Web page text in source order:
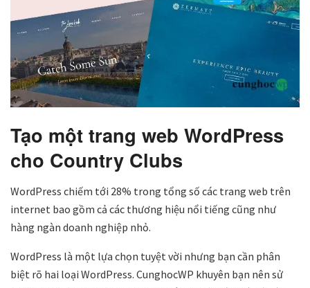
Tạo một trang web WordPress
cho Country Clubs
WordPress chiếm tới 28% trong tổng số các trang web trên
internet bao gồm cả các thương hiệu nổi tiếng cũng như
hàng ngàn doanh nghiệp nhỏ.
WordPress là một lựa chọn tuyệt vời nhưng bạn cần phân
biệt rõ hai loại WordPress. CunghocWP khuyên bạn nên sử